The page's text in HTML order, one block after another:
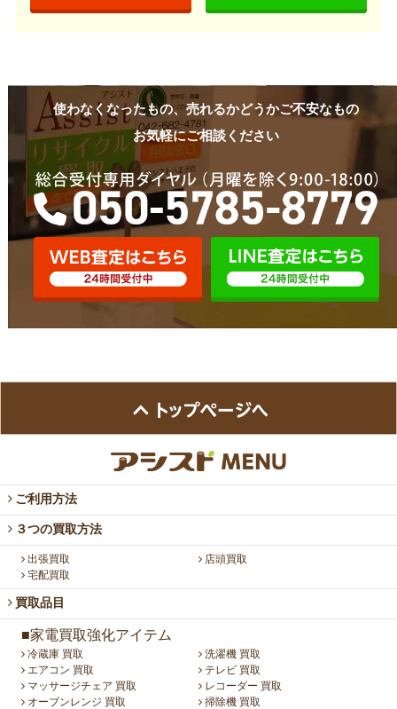
使わなくなったもの、売れるかどうかご不安なもの
お気軽にご相談ください
ご利用方法
３つの買取方法
出張買取
店頭買取
宅配買取
買取品目
■家電買取強化アイテム
冷蔵庫 買取
洗濯機 買取
エアコン 買取
テレビ 買取
マッサージチェア 買取
レコーダー 買取
オーブンレンジ 買取
掃除機 買取